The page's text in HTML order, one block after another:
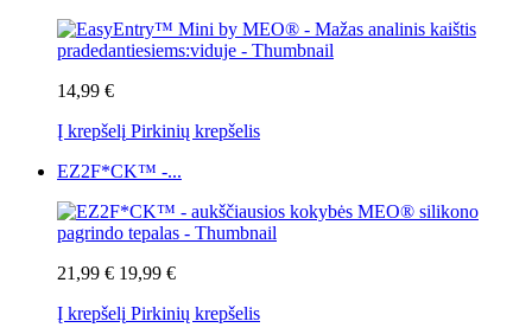
14,99 €
Į krepšelį Pirkinių krepšelis
EZ2F*CK™ -...
21,99 € 19,99 €
Į krepšelį Pirkinių krepšelis